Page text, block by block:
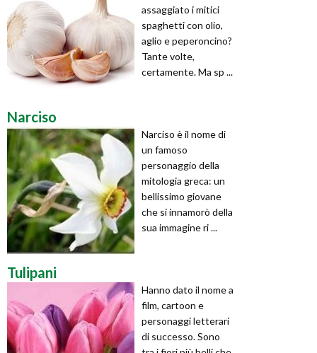
assaggiato i mitici
spaghetti con olio,
aglio e peperoncino?
Tante volte,
certamente. Ma sp ...
Narciso
Narciso è il nome di
un famoso
personaggio della
mitologia greca: un
bellissimo giovane
che si innamorò della
sua immagine ri ...
Tulipani
Hanno dato il nome a
film, cartoon e
personaggi letterari
di successo. Sono